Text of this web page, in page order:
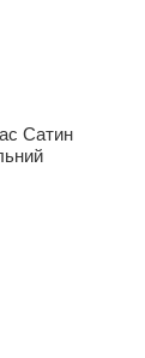
Сатин